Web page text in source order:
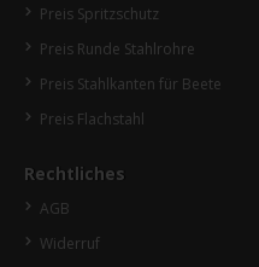
Preis Spritzschutz
Preis Runde Stahlrohre
Preis Stahlkanten für Beete
Preis Flachstahl
Rechtliches
AGB
Widerruf